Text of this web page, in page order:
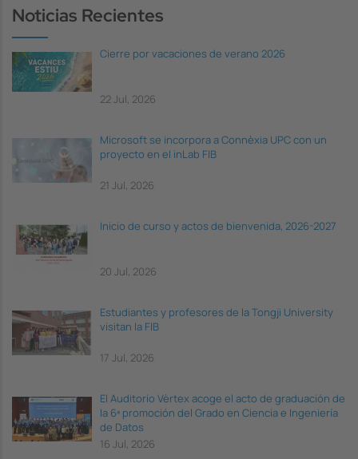
Noticias Recientes
Cierre por vacaciones de verano 2026
22 Jul, 2026
Microsoft se incorpora a Connèxia UPC con un
proyecto en el inLab FIB
21 Jul, 2026
Inicio de curso y actos de bienvenida, 2026-2027
20 Jul, 2026
Estudiantes y profesores de la Tongji University
visitan la FIB
17 Jul, 2026
El Auditorio Vèrtex acoge el acto de graduación de
la 6ª promoción del Grado en Ciencia e Ingeniería
de Datos
16 Jul, 2026